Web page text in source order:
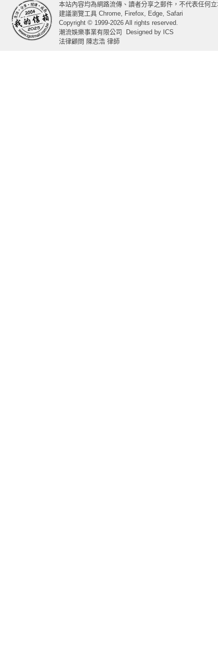
本站內容均為網路流傳、讀者分享之郵件，不代表任何
建議瀏覽工具 Chrome, Firefox, Edge, Safari
Copyright © 1999-2026 All rights reserved.
潮流娛樂事業有限公司
Designed by ICS
法律顧問 陳志浩 律師